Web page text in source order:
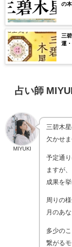
の
三
運
占い師
MIYUKI
三碧木
欠かせま
予定通
ますが
成果を
周りの
月のあ
多少の
繋がる